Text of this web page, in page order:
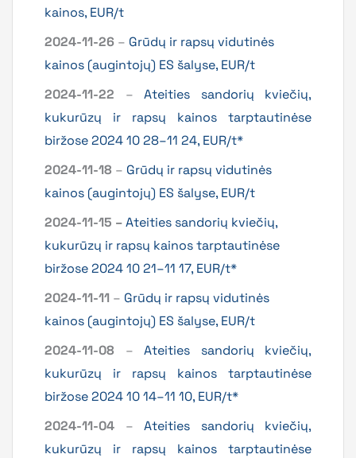
kainos, EUR/t
2024-11-26 – Grūdų ir rapsų vidutinės
kainos (augintojų) ES šalyse, EUR/t
2024-11-22 – Ateities sandorių kviečių,
kukurūzų ir rapsų kainos tarptautinėse
biržose 2024 10 28–11 24, EUR/t*
2024-11-18 – Grūdų ir rapsų vidutinės
kainos (augintojų) ES šalyse, EUR/t
2024-11-15 –Ateities sandorių kviečių,
kukurūzų ir rapsų kainos tarptautinėse
biržose 2024 10 21–11 17, EUR/t*
2024-11-11 – Grūdų ir rapsų vidutinės
kainos (augintojų) ES šalyse, EUR/t
2024-11-08 – Ateities sandorių kviečių,
kukurūzų ir rapsų kainos tarptautinėse
biržose 2024 10 14–11 10, EUR/t*
2024-11-04 – Ateities sandorių kviečių,
kukurūzų ir rapsų kainos tarptautinėse